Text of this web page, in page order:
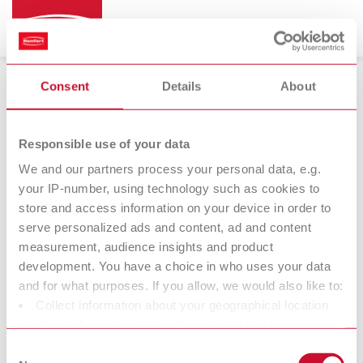
Consent Details About
Responsible use of your data
We and our partners process your personal data, e.g.
your IP-number, using technology such as cookies to
store and access information on your device in order to
serve personalized ads and content, ad and content
measurement, audience insights and product
development. You have a choice in who uses your data
and for what purposes. If you allow, we would also like to:
Collect information about your geographical location
Lentes de aumento
Remberti
Gafas-lupa
Nosotros en Renfert deseamos facilitarles el trabajo a los
técnicos de laboratorio y dentistas, y facilitarles un flujo de
intentamos en todo momento comprender la forma de trabajo y
las necesidades tanto del laboratorio como de la clínica. El